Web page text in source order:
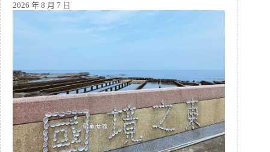
2026 年 8 月 7 日